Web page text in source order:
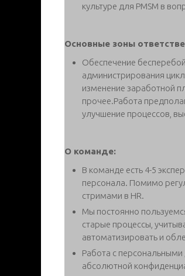
культуре для PMSM в
Основные зоны
Обеспечение
администрирования
изменение заработной
прочее.Работа
улучшение процессов,
О команде:
В команде есть 4-5
персонала. Помимо
стримами в HR.
Мы постоянно
старые процессы,
автоматизировать и
Работа с персональными
абсолютной